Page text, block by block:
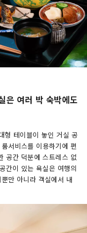
은 여러 박 숙박에도
형 테이블이 놓인 거실 공
서비스를 이용하기에 편
공간 덕분에 스트레스 없
간이 있는 욕실은 여행의
만 아니라 객실에서 내